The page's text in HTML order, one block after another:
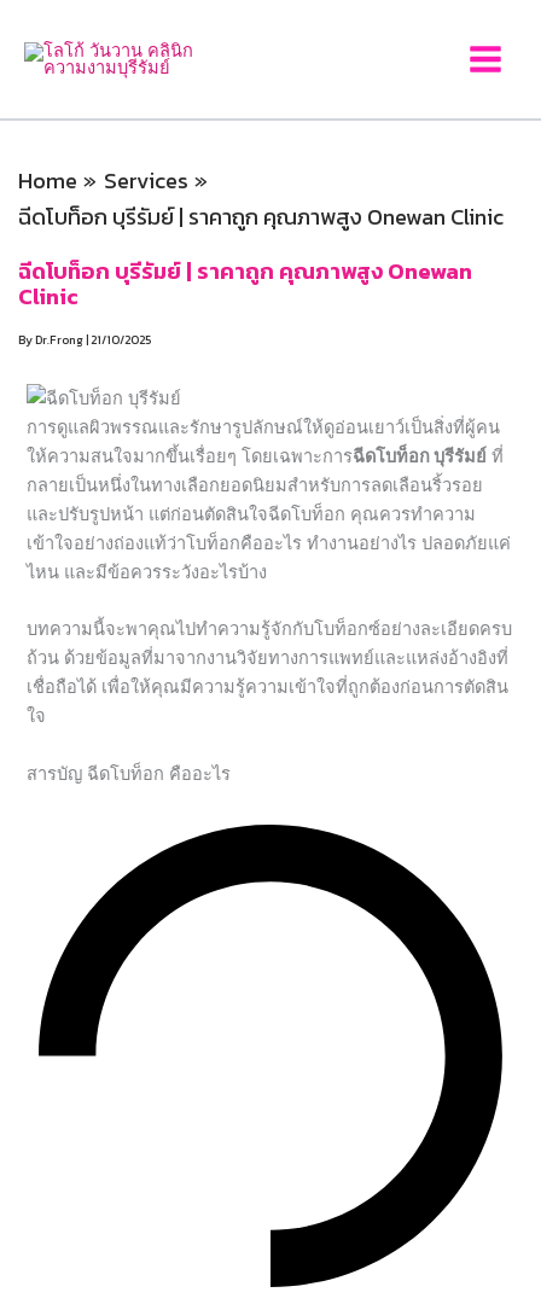
content
Home
Services
ฉีดโบท็อก บุรีรัมย์ | ราคาถูก คุณภาพสูง Onewan Clinic
ฉีดโบท็อก บุรีรัมย์ | ราคาถูก คุณภาพสูง Onewan
Clinic
ByDr.Frong|21/10/2025
การดูแลผิวพรรณและรักษารูปลักษณ์ให้ดูอ่อนเยาว์เป็นสิ่งที่ผู้คน
ให้ความสนใจมากขึ้นเรื่อยๆ โดยเฉพาะการฉีดโบท็อก บุรีรัมย์ ที่
กลายเป็นหนึ่งในทางเลือกยอดนิยมสำหรับการลดเลือนริ้วรอย
และปรับรูปหน้า แต่ก่อนตัดสินใจฉีดโบท็อก คุณควรทำความ
เข้าใจอย่างถ่องแท้ว่าโบท็อกคืออะไร ทำงานอย่างไร ปลอดภัยแค่
ไหน และมีข้อควรระวังอะไรบ้าง
บทความนี้จะพาคุณไปทำความรู้จักกับโบท็อกซ์อย่างละเอียดครบ
ถ้วน ด้วยข้อมูลที่มาจากงานวิจัยทางการแพทย์และแหล่งอ้างอิงที่
เชื่อถือได้ เพื่อให้คุณมีความรู้ความเข้าใจที่ถูกต้องก่อนการตัดสิน
ใจ
สารบัญ ฉีดโบท็อก คืออะไร